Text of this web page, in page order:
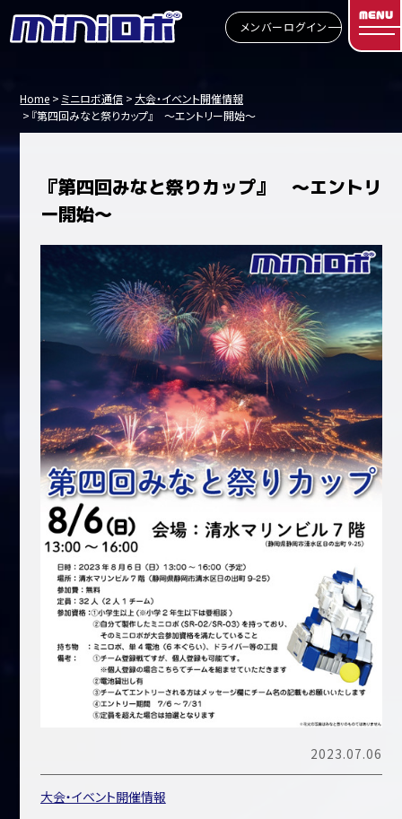
メンバーログイン
MENU
Home ミニロボ通信
大会・イベント開催情報
『第四回みなと祭りカップ』 ～エントリー開始～
『第四回みなと祭りカップ』 ～エントリ
ー開始～
2023.07.06
大会・イベント開催情報